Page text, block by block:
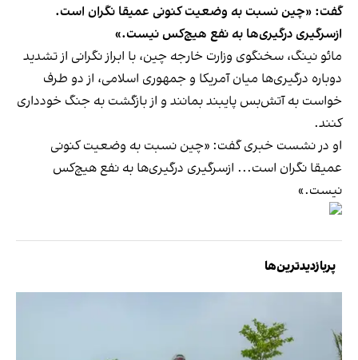
گفت: «چین نسبت به وضعیت کنونی عمیقا نگران است.
ازسرگیری درگیری‌ها به نفع هیچ‌کس نیست.»
مائو نینگ، سخنگوی وزارت خارجه چین، با ابراز نگرانی از تشدید
دوباره درگیری‌ها میان آمریکا و جمهوری اسلامی، از دو طرف
خواست به آتش‌بس پایبند بمانند و از بازگشت به جنگ خودداری
کنند.
او در نشست خبری گفت: «چین نسبت به وضعیت کنونی
عمیقا نگران است... ازسرگیری درگیری‌ها به نفع هیچ‌کس
نیست.»
پربازدیدترین‌ها